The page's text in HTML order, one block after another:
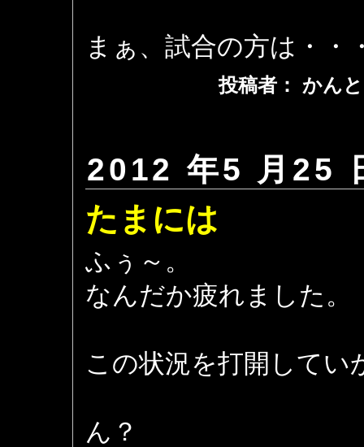
まぁ、試合の方は・・
投稿者： かん
2012 年5 月25
たまには
ふぅ～。
なんだか疲れました。
この状況を打開してい
ん？